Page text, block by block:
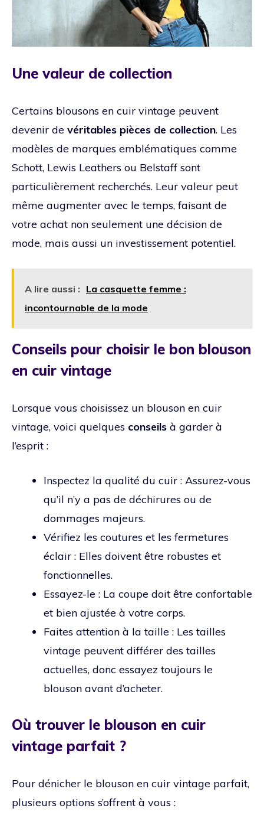
Une valeur de collection
Certains blousons en cuir vintage peuvent
devenir de véritables pièces de collection. Les
modèles de marques emblématiques comme
Schott, Lewis Leathers ou Belstaff sont
particulièrement recherchés. Leur valeur peut
même augmenter avec le temps, faisant de
votre achat non seulement une décision de
mode, mais aussi un investissement potentiel.
A lire aussi : La casquette femme :
incontournable de la mode
Conseils pour choisir le bon blouson
en cuir vintage
Lorsque vous choisissez un blouson en cuir
vintage, voici quelques conseils à garder à
l’esprit :
Inspectez la qualité du cuir : Assurez-vous
qu’il n’y a pas de déchirures ou de
dommages majeurs.
Vérifiez les coutures et les fermetures
éclair : Elles doivent être robustes et
fonctionnelles.
Essayez-le : La coupe doit être confortable
et bien ajustée à votre corps.
Faites attention à la taille : Les tailles
vintage peuvent différer des tailles
actuelles, donc essayez toujours le
blouson avant d’acheter.
Où trouver le blouson en cuir
vintage parfait ?
Pour dénicher le blouson en cuir vintage parfait,
plusieurs options s’offrent à vous :